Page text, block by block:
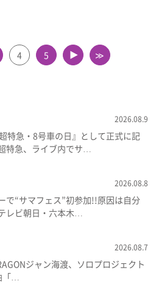
4 5 ▲ ≫
2026.08.9
特急・8号車の日』として正式に記
特急、ライブ内でサ…
2026.08.8
で“サマフェス”初参加!!原因は自分
レビ朝日・六本木…
2026.08.7
ジャン海渡、ソロプロジェクト
「…